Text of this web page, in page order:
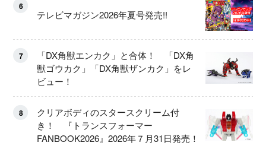
6
テレビマガジン2026年夏号発売!!
7
「DX角獣エンカク」と合体！ 「DX角
獣ゴウカク」「DX角獣ザンカク」をレ
ビュー！
8
クリアボディのスタースクリーム付
き！ 『トランスフォーマー
FANBOOK2026』2026年７月31日発売！